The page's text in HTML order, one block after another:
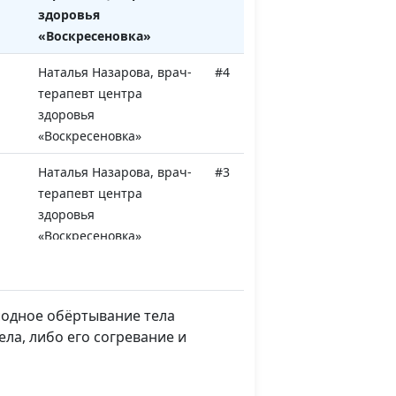
здоровья
«Воскресеновка»
Наталья Назарова, врач-
терапевт центра
здоровья
«Воскресеновка»
#4
Наталья Назарова, врач-
терапевт центра
здоровья
«Воскресеновка»
#3
терапевт центра
здоровья
«Воскресеновка»
обёртывание тела
либо его согревание и